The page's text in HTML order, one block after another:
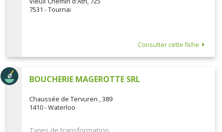
7531 - Tournai
Consulter cette fiche
BOUCHERIE MAGEROTTE SRL
Chaussée de Tervuren , 389
1410 - Waterloo